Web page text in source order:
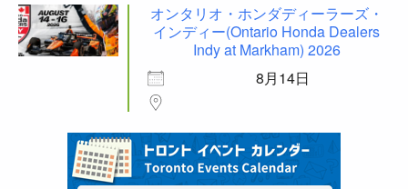
オンタリオ・ホンダディーラーズ・
インディー(Ontario Honda Dealers
Indy at Markham) 2026
8月14日